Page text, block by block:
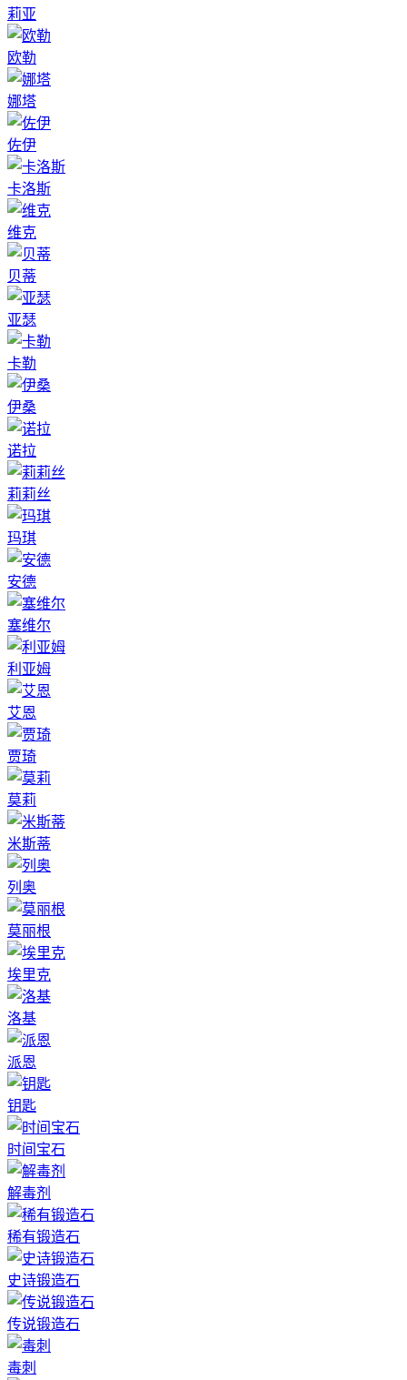
莉亚
欧勒
娜塔
佐伊
卡洛斯
维克
贝蒂
亚瑟
卡勒
伊桑
诺拉
莉莉丝
玛琪
安德
塞维尔
利亚姆
艾恩
贾琦
莫莉
米斯蒂
列奥
莫丽根
埃里克
洛基
派恩
钥匙
时间宝石
解毒剂
稀有锻造石
史诗锻造石
传说锻造石
毒刺